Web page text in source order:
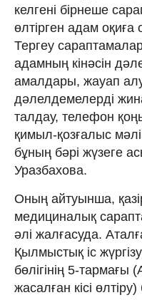
келгені бірнеше
өлтірген адам
Тергеу
адамның кінәсін
амалдары, жауап алу,
дәлелдемелерді
талдау, телефон
қимыл-қозғалыс
бұның бәрі жүзеге
Уразбахова.
Оның айтуынша,
медициналық
әлі жалғасуда.
Қылмыстық іс
бөлігінің 5-тармағы
жасалған кісі